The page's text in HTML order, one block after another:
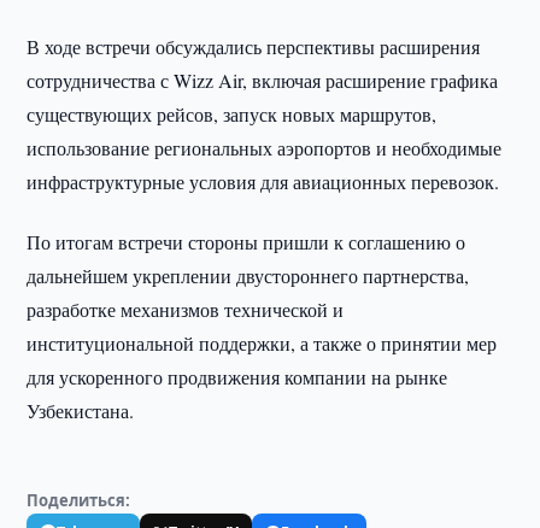
В ходе встречи обсуждались перспективы расширения
сотрудничества с Wizz Air, включая расширение графика
существующих рейсов, запуск новых маршрутов,
использование региональных аэропортов и необходимые
инфраструктурные условия для авиационных перевозок.
По итогам встречи стороны пришли к соглашению о
дальнейшем укреплении двустороннего партнерства,
разработке механизмов технической и
институциональной поддержки, а также о принятии мер
для ускоренного продвижения компании на рынке
Узбекистана.
Поделиться: